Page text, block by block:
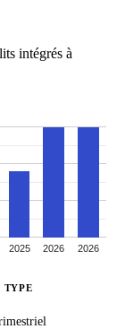
intégrés à
2025 2026 2026
TYPE